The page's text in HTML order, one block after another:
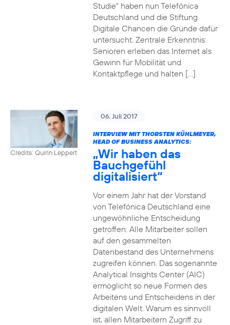
Studie“ haben nun Telefónica
Deutschland und die Stiftung
Digitale Chancen die Gründe dafür
untersucht. Zentrale Erkenntnis:
Senioren erleben das Internet als
Gewinn für Mobilität und
Kontaktpflege und halten […]
Credits: Quirin Leppert
06. Juli 2017
INTERVIEW MIT THORSTEN KÜHLMEYER,
HEAD OF BUSINESS ANALYTICS:
„Wir haben das
Bauchgefühl
digitalisiert“
Vor einem Jahr hat der Vorstand
von Telefónica Deutschland eine
ungewöhnliche Entscheidung
getroffen: Alle Mitarbeiter sollen
auf den gesammelten
Datenbestand des Unternehmens
zugreifen können. Das sogenannte
Analytical Insights Center (AIC)
ermöglicht so neue Formen des
Arbeitens und Entscheidens in der
digitalen Welt. Warum es sinnvoll
ist, allen Mitarbeitern Zugriff zu